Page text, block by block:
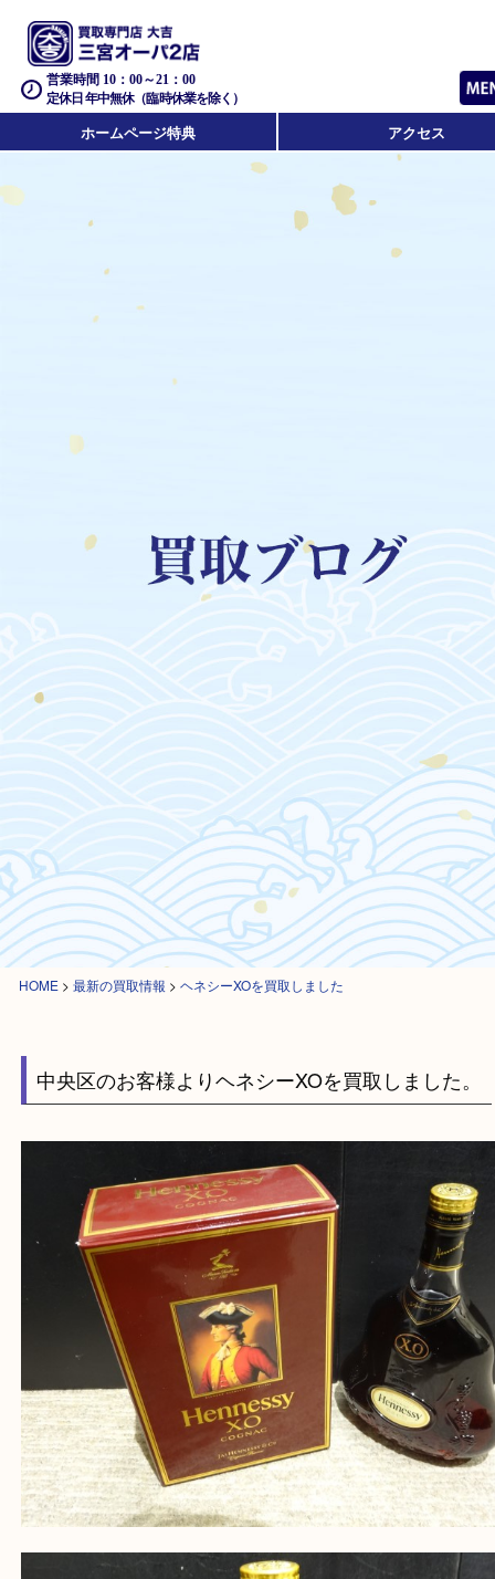
営業時間 10：00～21：00
定休日 年中無休（臨時休業を除く）
ホームページ特典 アクセス
HOME
中央区のお客様よりヘネシーXOを買取しまし